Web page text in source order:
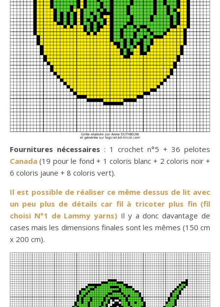
Fournitures nécessaires : 1 crochet n°5 + 36 pelotes
Canada(19 pour le fond + 1 coloris blanc + 2 coloris noir +
6 coloris jaune + 8 coloris vert).
Il est possible de réaliser ce même dessus de lit avec
un peu plus de détails car fil à tricoter plus fin (fil
choisi N°1 de Lammy yarns) Il y a donc davantage de
cases mais les dimensions finales sont les mêmes (150 cm
x 200 cm).